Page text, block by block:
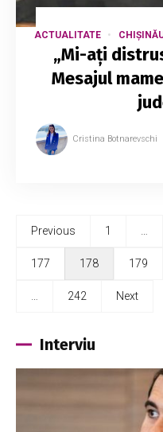
ACTUALITATE
„Mi-ați
Mesajul
Cristina Botnarevschi
Previous 1 …
177 178 179
… 242 Next
Interviu